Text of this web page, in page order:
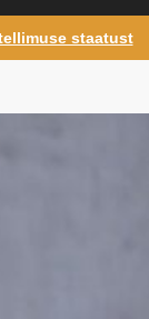
staatust